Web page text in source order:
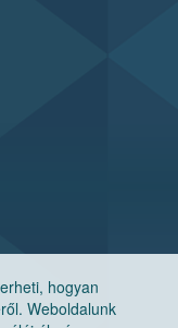
hogyan
Weboldalunk